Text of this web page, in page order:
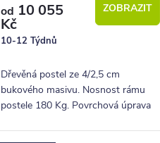
od 10 055
Kč
10-12 Týdnů
ZOBRAZIT
Dřevěná postel ze 4/2,5 cm
bukového masivu. Nosnost rámu
postele 180 Kg. Povrchová úprava